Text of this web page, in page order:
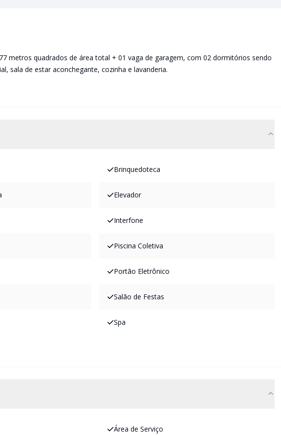
metros quadrados de área total + 01 vaga de garagem, com 02 dormitórios sendo
sala de estar aconchegante, cozinha e lavanderia.
Brinquedoteca
Elevador
Interfone
Piscina Coletiva
Portão Eletrônico
Salão de Festas
Spa
Área de Serviço